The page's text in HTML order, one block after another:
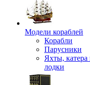
Модели кораблей
Корабли
Парусники
Яхты, катера
лодки